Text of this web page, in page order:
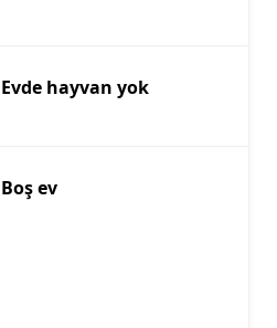
Evde hayvan yok
Boş ev